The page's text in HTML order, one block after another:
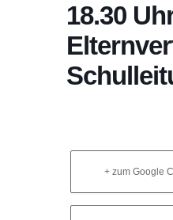
18.30
+ zum Google